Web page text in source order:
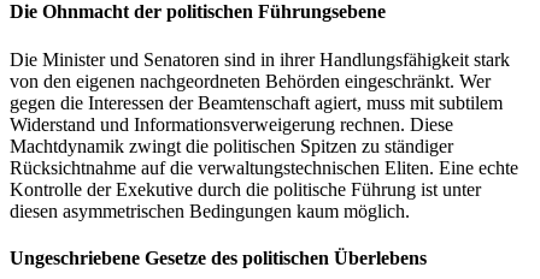
Die Ohnmacht der politischen Führungsebene
Die Minister und Senatoren sind in ihrer Handlungsfähigkeit stark
von den eigenen nachgeordneten Behörden eingeschränkt. Wer
gegen die Interessen der Beamtenschaft agiert, muss mit subtilem
Widerstand und Informationsverweigerung rechnen. Diese
Machtdynamik zwingt die politischen Spitzen zu ständiger
Rücksichtnahme auf die verwaltungstechnischen Eliten. Eine echte
Kontrolle der Exekutive durch die politische Führung ist unter
diesen asymmetrischen Bedingungen kaum möglich.
Ungeschriebene Gesetze des politischen Überlebens